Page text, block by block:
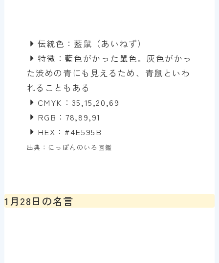
伝統色：藍鼠（あいねず）
特徴：藍色がかった鼠色。灰色がかっ
た渋めの青にも見えるため、青鼠といわ
れることもある
CMYK：35,15,20,69
RGB：78,89,91
HEX：#4E595B
出典：にっぽんのいろ図鑑
1月28日の名言